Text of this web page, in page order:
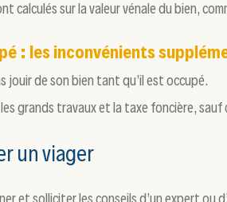
calculés sur la valeur vénale du bien,
: les inconvénients
jouir de son bien tant qu’il est occupé.
grands travaux et la taxe foncière, sauf
un viager
et solliciter les conseils d’un expert ou